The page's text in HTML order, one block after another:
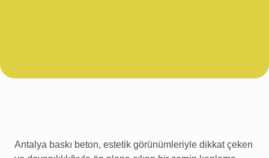
Antalya baskı beton, estetik görünümleriyle dikkat çeken